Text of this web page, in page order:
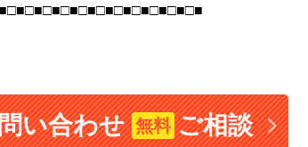
■□■□■□■□■□■□■□■□■□■□■□■
い合わせ無料 ご相談